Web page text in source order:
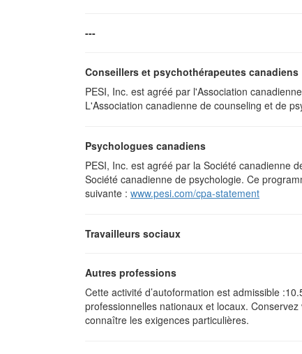
---
Conseillers et psychothérapeutes canadiens
PESI, Inc. est agréé par l'Association
L'Association canadienne de counseling et de
Psychologues canadiens
PESI, Inc. est agréé par la Société canadienne
Société canadienne de psychologie. Ce
suivante : www.pesi.com/cpa-statement
Travailleurs sociaux
Autres professions
Cette activité d’autoformation est admissible
professionnelles nationaux et locaux.
connaître les exigences particulières.